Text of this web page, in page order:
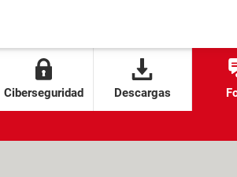
Ciberseguridad Descargas